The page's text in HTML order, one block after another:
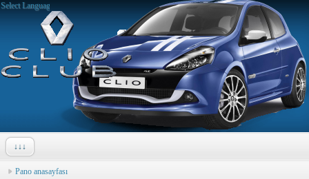
Select Language
↓↓↓
Pano anasayfası